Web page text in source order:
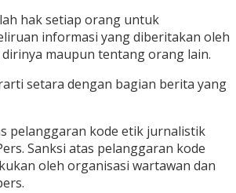
hak setiap orang untuk
informasi yang diberitakan oleh
maupun tentang orang lain.
setara dengan bagian berita yang
pelanggaran kode etik jurnalistik
Sanksi atas pelanggaran kode
oleh organisasi wartawan dan